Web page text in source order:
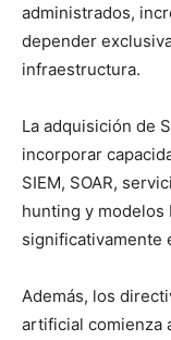
administrados,
depender
infraestructura.
La adquisición de
incorporar
SIEM, SOAR,
hunting y modelos
significativamente
Además, los
artificial comienza